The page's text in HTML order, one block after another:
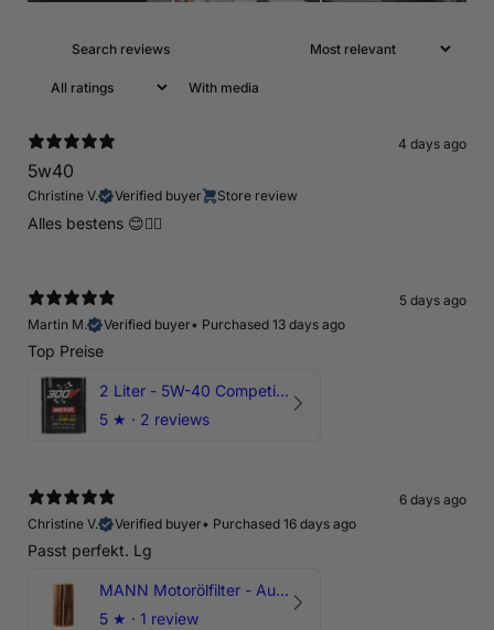
With media
4 days ago
5w40
Christine V. Verified buyer Store review
Alles bestens 😊👍🏻
5 days ago
Martin M.
Verified buyer• Purchased 13 days ago
Top Preise
2 Liter - 5W-40 Competition 300V Motul Motoröl
5 ★ · 2 reviews
6 days ago
Christine V.
Verified buyer• Purchased 16 days ago
Passt perfekt. Lg
MANN Motorölfilter - Audi RS3 TTRS RSQ3 VZ5 - DAZ DNW
5 ★ · 1 review